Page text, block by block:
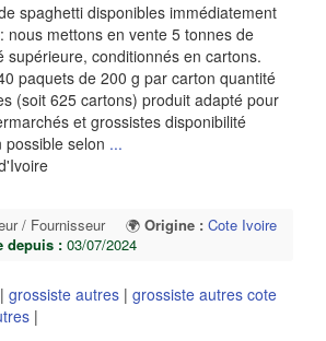
spaghetti disponibles immédiatement
nous mettons en vente 5 tonnes de
supérieure, conditionnés en cartons.
paquets de 200 g par carton quantité
(soit 625 cartons) produit adapté pour
et grossistes disponibilité
selon ...
/ Fournisseur 🌍 Origine : Cote Ivoire
depuis : 03/07/2024
| grossiste autres | grossiste autres cote
|